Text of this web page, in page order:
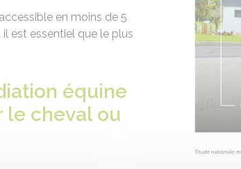
en moins de 5
est essentiel que le plus
équine
le cheval ou